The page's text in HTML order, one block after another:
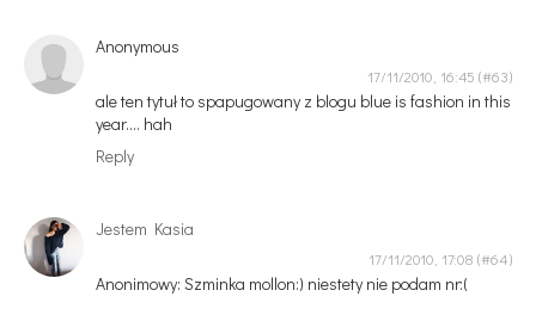
Anonymous
17/11/2010, 16:45
ale ten tytuł to spapugowany z blogu blue is fashion in this
year.... hah
Reply
Jestem Kasia
17/11/2010, 17:08
Anonimowy: Szminka mollon:) niestety nie podam nr:(